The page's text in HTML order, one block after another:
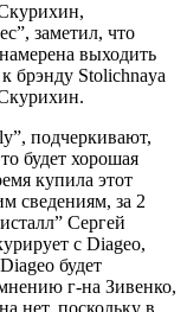
заметил, что
выходить
брэнду Stolichnaya
подчеркивают,
будет хорошая
купила этот
сведениям, за 2
Сергей
с Diageo,
будет
г-на Зивенко,